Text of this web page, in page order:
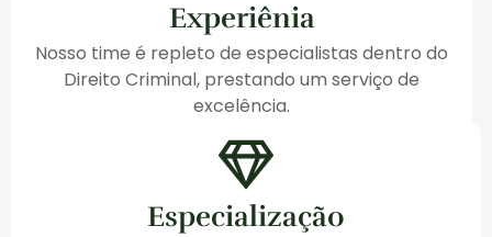
Experiênia
Nosso time é repleto de especialistas dentro do
Direito Criminal, prestando um serviço de
excelência.
Especialização